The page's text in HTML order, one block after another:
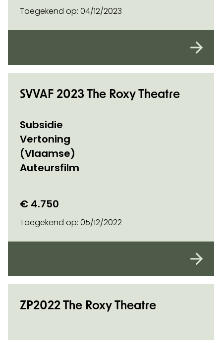
Toegekend op: 04/12/2023
SVVAF 2023 The Roxy Theatre
Subsidie
Vertoning
(Vlaamse)
Auteursfilm
€ 4.750
Toegekend op: 05/12/2022
ZP2022 The Roxy Theatre